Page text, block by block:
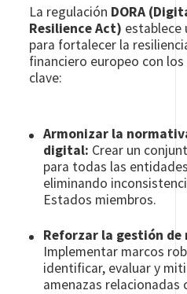
La regulación DORA
Resilience Act) establece
para fortalecer la
financiero europeo con
clave:
Armonizar la
digital: Crear un
para todas las
eliminando
Estados miembros.
Reforzar la gestión
Implementar marcos
identificar, evaluar y
amenazas relacionadas